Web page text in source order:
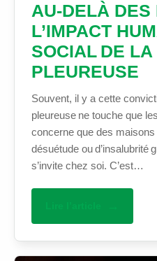
AU-DELÀ DES
L’IMPACT
SOCIAL DE
PLEUREUSE
Souvent, il y a cette
pleureuse ne touche que
concerne que des
désuétude ou d’insalubrité
s’invite chez soi. C’est…